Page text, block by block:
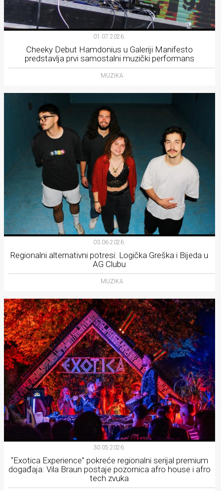
01.07.2026.
Cheeky Debut Hamdonius u Galeriji Manifesto
predstavlja prvi samostalni muzički performans
MUZIKA
03.06.2026.
Regionalni alternativni potresi: Logička Greška i Bijeda u
AG Clubu
MUZIKA
30.05.2026.
“Exotica Experience” pokreće regionalni serijal premium
događaja: Vila Braun postaje pozornica afro house i afro
tech zvuka